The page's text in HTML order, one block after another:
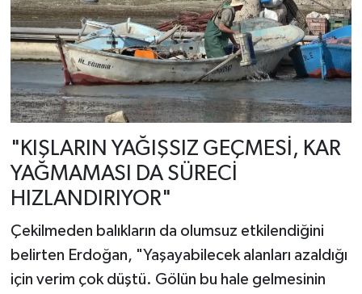
"KIŞLARIN YAĞIŞSIZ GEÇMESİ, KAR
YAĞMAMASI DA SÜRECİ
HIZLANDIRIYOR"
Çekilmeden balıkların da olumsuz etkilendiğini
belirten Erdoğan, "Yaşayabilecek alanları azaldığı
için verim çok düştü. Gölün bu hale gelmesinin